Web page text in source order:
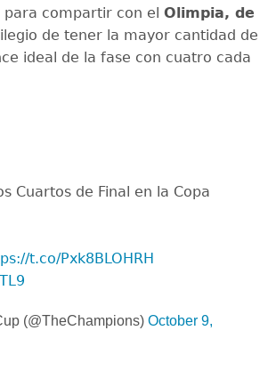
para compartir con el Olimpia, de
de tener la mayor cantidad de
ideal de la fase con cuatro cada
Cuartos de Final en la Copa
t.co/Pxk8BLOHRH
(@TheChampions) October 9,